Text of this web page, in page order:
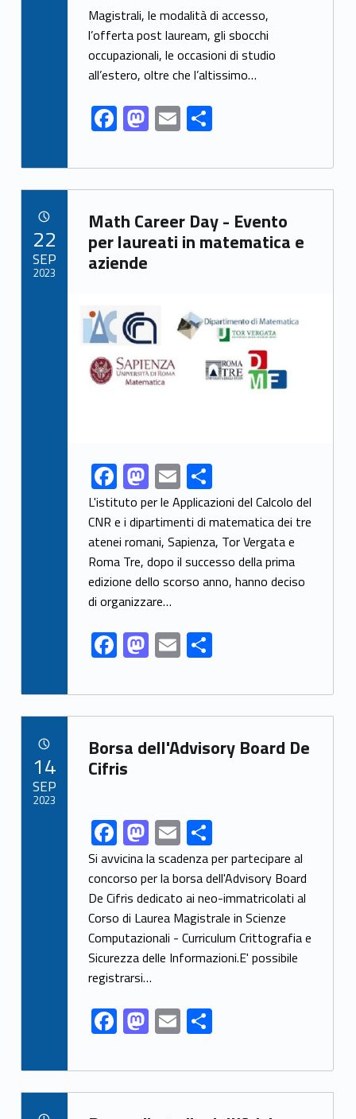
o
o
k
o
n
Magistrali, le modalità di accesso,
l’offerta post lauream, gli sbocchi
occupazionali, le occasioni di studio
all’estero, oltre che l’altissimo…
F
ac
e
b
o
o
k
M
as
to
d
o
n
E
m
ai
l
S
ar
e
Link identifier archive #link-archive-61944
Math Career Day - Evento
per laureati in matematica e
aziende
Link identifier share facebook archive #share-link-archive-56296F
ac
e
b
o
o
k
M
as
to
d
o
n
E
m
ai
l
S
h
ar
e
L'istituto per le Applicazioni del Calcolo del
CNR e i dipartimenti di matematica dei tre
atenei romani, Sapienza, Tor Vergata e
Roma Tre, dopo il successo della prima
edizione dello scorso anno, hanno deciso
di organizzare…
F
ac
e
b
o
o
M
as
to
d
o
E
m
ai
l
S
ar
e
22
SEP
2023
Link identifier archive #link-archive-40336
Borsa dell'Advisory Board De
Cifris
Link identifier share facebook archive #share-link-archive-84483F
ac
e
b
o
o
k
M
as
to
d
o
n
E
m
ai
l
S
h
ar
e
Si avvicina la scadenza per partecipare al
concorso per la borsa dell'Advisory Board
De Cifris dedicato ai neo-immatricolati al
Corso di Laurea Magistrale in Scienze
Computazionali - Curriculum Crittografia e
Sicurezza delle Informazioni.E' possibile
registrarsi…
F
ac
e
b
M
as
to
d
E
m
ai
l
S
h
ar
e
14
SEP
2023